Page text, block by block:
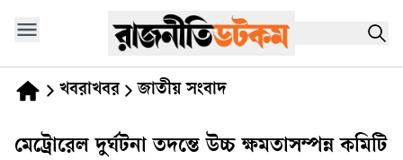
খবরাখবর জাতীয় সংবাদ
মেট্রোরেল দুর্ঘটনা তদন্তে উচ্চ ক্ষমতাসম্পন্ন কমিটি